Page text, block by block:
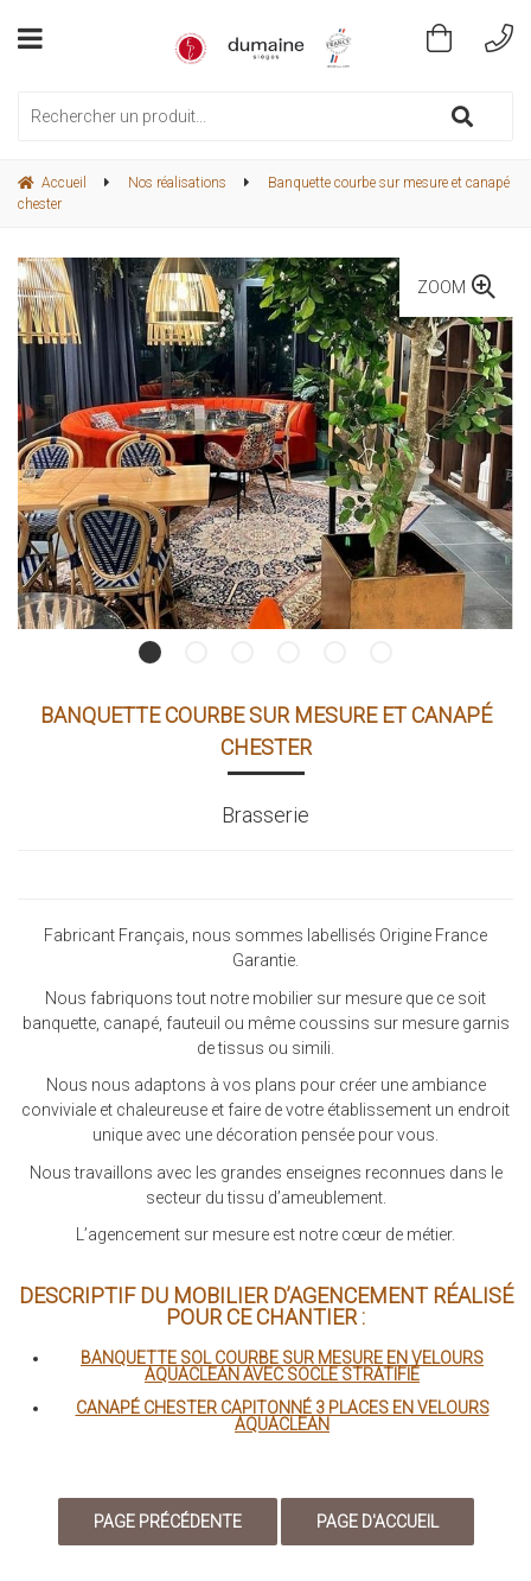
Accueil Nos réalisations
Banquette courbe sur mesure et canapé
chester
ZOOM
BANQUETTE COURBE SUR MESURE ET CANAPÉ
CHESTER
Brasserie
Fabricant Français, nous sommes labellisés Origine France
Garantie.
Nous fabriquons tout notre mobilier sur mesure que ce soit
banquette, canapé, fauteuil ou même coussins sur mesure garnis
de tissus ou simili.
Nous nous adaptons à vos plans pour créer une ambiance
conviviale et chaleureuse et faire de votre établissement un endroit
unique avec une décoration pensée pour vous.
Nous travaillons avec les grandes enseignes reconnues dans le
secteur du tissu d’ameublement.
L’agencement sur mesure est notre cœur de métier.
DESCRIPTIF DU MOBILIER D’AGENCEMENT RÉALISÉ
POUR CE CHANTIER :
BANQUETTE SOL COURBE SUR MESURE EN VELOURS
AQUACLEAN AVEC SOCLE STRATIFIÉ
CANAPÉ CHESTER CAPITONNÉ 3 PLACES EN VELOURS
AQUACLEAN